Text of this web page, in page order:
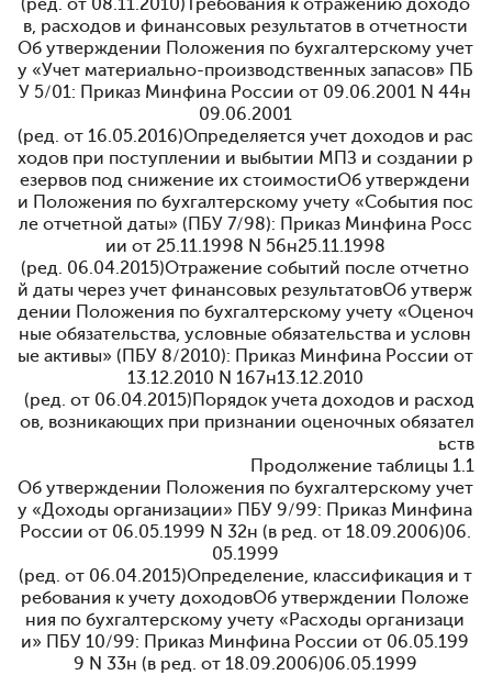
(ред. от 08.11.2010) Требования к отражению доходо
в, расходов и финансовых результатов в отчетности
Об утверждении Положения по бухгалтерскому учет
у «Учет материально-производственных запасов» ПБ
У 5/01: Приказ Минфина России от 09.06.2001 N 44н
09.06.2001
(ред. от 16.05.2016)Определяется учет доходов и рас
ходов при поступлении и выбытии МПЗ и создании р
езервов под снижение их стоимостиОб утверждени
и Положения по бухгалтерскому учету «События пос
ле отчетной даты» (ПБУ 7/98): Приказ Минфина Росс
ии от 25.11.1998 N 56н25.11.1998
(ред. 06.04.2015)Отражение событий после отчетно
й даты через учет финансовых результатовОб утверж
дении Положения по бухгалтерскому учету «Оценоч
ные обязательства, условные обязательства и условн
ые активы» (ПБУ 8/2010): Приказ Минфина России от
13.12.2010 N 167н13.12.2010
(ред. от 06.04.2015) Порядок учета доходов и расход
ов, возникающих при признании оценочных обязател
ьств
Продолжение таблицы 1.1
Об утверждении Положения по бухгалтерскому учет
у «Доходы организации» ПБУ 9/99: Приказ Минфина
России от 06.05.1999 N 32н (в ред. от 18.09.2006)06.
05.1999
(ред. от 06.04.2015)Определение, классификация и т
ребования к учету доходовОб утверждении Положе
ния по бухгалтерскому учету «Расходы организаци
и» ПБУ 10/99: Приказ Минфина России от 06.05.199
9 N 33н (в ред. от 18.09.2006)06.05.1999